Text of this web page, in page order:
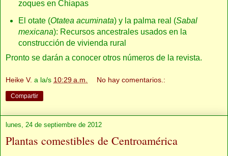
zoques en Chiapas
El otate (Otatea acuminata) y la palma real (Sabal
mexicana): Recursos ancestrales usados en la
construcción de vivienda rural
Pronto se darán a conocer otros números de la revista.
Heike V. a la/s 10:29 a.m. No hay comentarios.:
Compartir
lunes, 24 de septiembre de 2012
Plantas comestibles de Centroamérica